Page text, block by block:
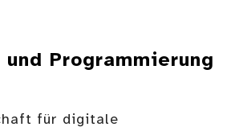
Programmierung
für digitale